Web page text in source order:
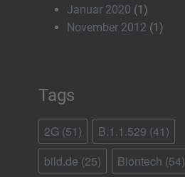
Januar 2020 (1)
November 2012 (1)
Tags
2G (51) B.1.1.529 (41)
bild.de (25) Biontech (54)